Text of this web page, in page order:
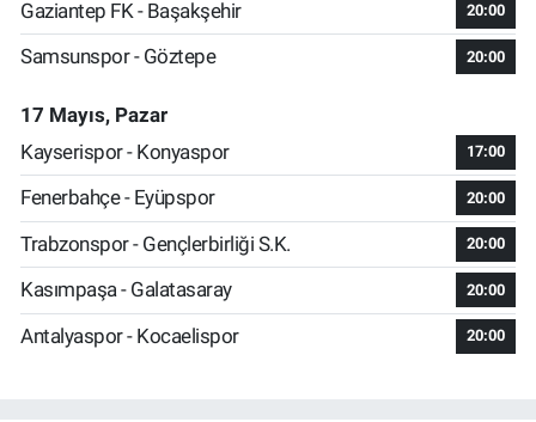
Gaziantep FK - Başakşehir 20:00
Samsunspor - Göztepe 20:00
17 Mayıs, Pazar
Kayserispor - Konyaspor
17:00
Fenerbahçe - Eyüpspor 20:00
Trabzonspor - Gençlerbirliği S.K. 20:00
Kasımpaşa - Galatasaray 20:00
Antalyaspor - Kocaelispor 20:00